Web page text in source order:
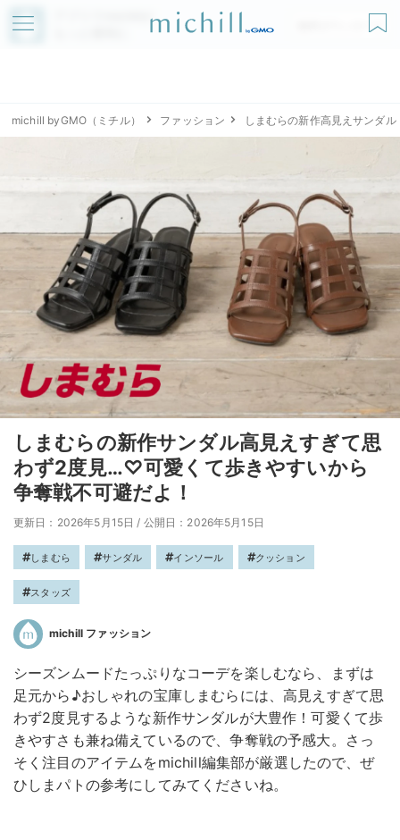
アプリでmichillが
無料ダウンロード
michill byGMO（ミチル） ファッション しまむらの新作高見えサンダル
しまむらの新作サンダル高見えすぎて思
わず2度見…♡可愛くて歩きやすいから
争奪戦不可避だよ！
更新日：2026年5月15日 / 公開日：2026年5月15日
しまむら サンダル インソール クッション
スタッズ
michill ファッション
シーズンムードたっぷりなコーデを楽しむなら、まずは
足元から♪おしゃれの宝庫しまむらには、高見えすぎて思
わず2度見するような新作サンダルが大豊作！可愛くて歩
きやすさも兼ね備えているので、争奪戦の予感大。さっ
そく注目のアイテムをmichill編集部が厳選したので、ぜ
ひしまパトの参考にしてみてくださいね。